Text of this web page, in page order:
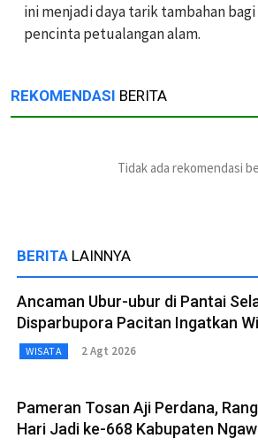
ini menjadi daya tarik tambahan
pencinta petualangan alam.
REKOMENDASI BERITA
Tidak ada rekomendasi
BERITA LAINNYA
Ancaman Ubur-ubur di Pantai
Disparbupora Pacitan Ingatkan
WISATA 2 Agt 2026
Pameran Tosan Aji Perdana,
Hari Jadi ke-668 Kabupaten